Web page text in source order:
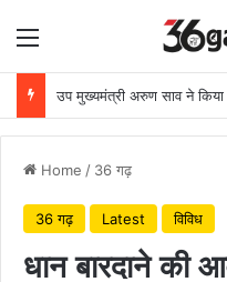
Menu
Home / 36 गढ़
36 गढ़ Latest विविध
धान बारदाने की